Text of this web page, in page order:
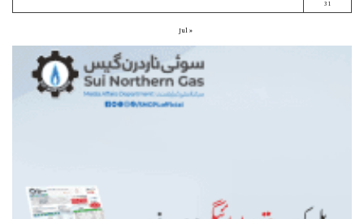
31
« Jul